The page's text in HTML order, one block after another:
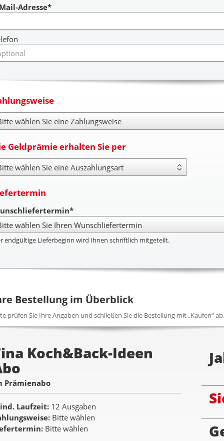
Adresse*
Geldprämie erhalten Sie per
Type
endgültige Lieferbeginn wird Ihnen schriftlich mitgeteilt.
Bestellung im Überblick
prüfen Sie Ihre Angaben und schließen Sie die Bestellung mit „Kaufen“ ab.
Koch&Back-Ideen
Prämienabo
Laufzeit 12 Ausgaben
Bitte wählen
Bitte wählen